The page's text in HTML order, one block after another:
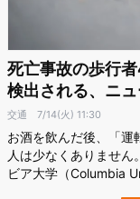
死亡事故の歩行
検出される、ニ
交通 7/14(火) 11:30
お酒を飲んだ後、「運
人は少なくありませ
ビア大学（Columbia